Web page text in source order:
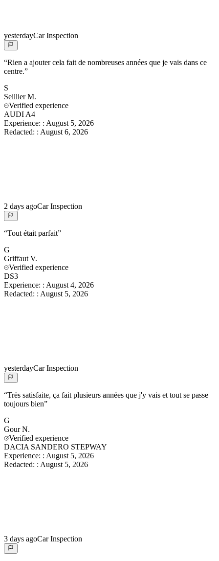
yesterdayCar Inspection
“Rien a ajouter cela fait de nombreuses années que je vais dans ce
centre.”
S
Seillier M.
Verified experience
AUDI A4
Experience: : August 5, 2026
Redacted: : August 6, 2026
2 days agoCar Inspection
“Tout était parfait”
G
Griffaut V.
Verified experience
DS3
Experience: : August 4, 2026
Redacted: : August 5, 2026
yesterdayCar Inspection
“Très satisfaite, ça fait plusieurs années que j'y vais et tout se passe
toujours bien”
G
Gour N.
Verified experience
DACIA SANDERO STEPWAY
Experience: : August 5, 2026
Redacted: : August 5, 2026
3 days agoCar Inspection